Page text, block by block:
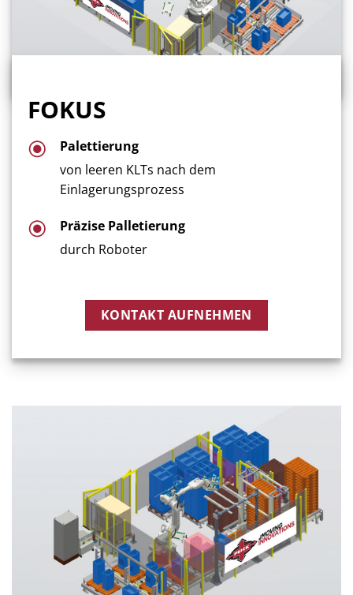
FOKUS
Palettierung
von leeren KLTs nach dem
Einlagerungsprozess
Präzise Palletierung
durch Roboter
KONTAKT AUFNEHMEN